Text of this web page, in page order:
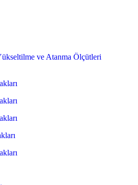
ve Atanma Ölçütleri